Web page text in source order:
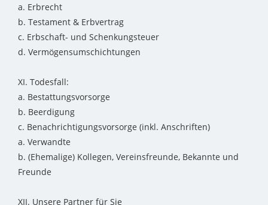
a. Erbrecht
b. Testament & Erbvertrag
c. Erbschaft- und Schenkungsteuer
d. Vermögensumschichtungen
XI. Todesfall:
a. Bestattungsvorsorge
b. Beerdigung
c. Benachrichtigungsvorsorge (inkl. Anschriften)
a. Verwandte
b. (Ehemalige) Kollegen, Vereinsfreunde, Bekannte und
Freunde
XII. Unsere Partner für Sie